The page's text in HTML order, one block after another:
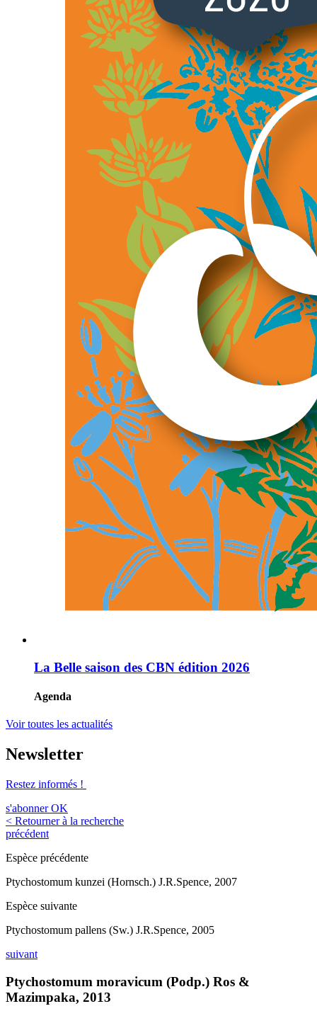
La Belle saison des CBN édition 2026
Agenda
Voir toutes les actualités
Newsletter
Restez informés !
s'abonner OK
< Retourner à la recherche
précédent
Espèce précédente
Ptychostomum kunzei (Hornsch.) J.R.Spence, 2007
Espèce suivante
Ptychostomum pallens (Sw.) J.R.Spence, 2005
suivant
Ptychostomum moravicum (Podp.) Ros &
Mazimpaka, 2013